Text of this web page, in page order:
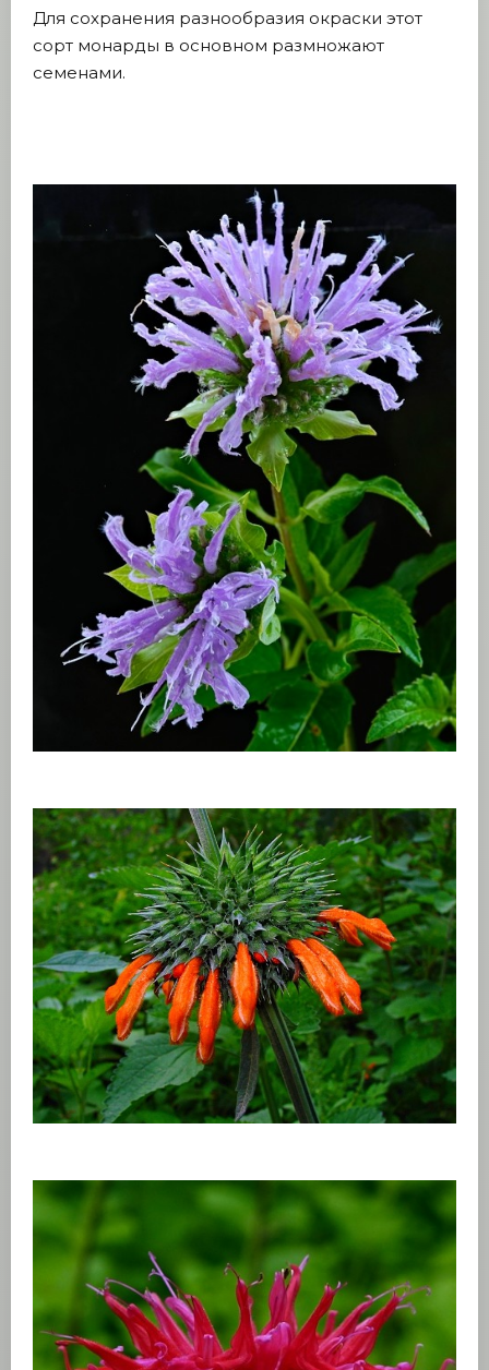
Для сохранения разнообразия окраски этот
сорт монарды в основном размножают
семенами.